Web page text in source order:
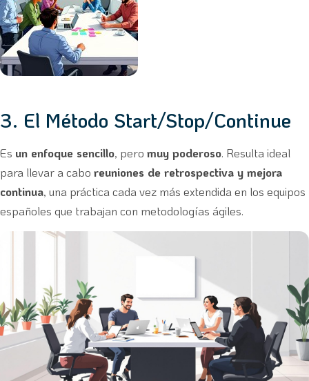
3. El Método Start/Stop/Continue
Es un enfoque sencillo, pero muy poderoso. Resulta ideal
para llevar a cabo reuniones de retrospectiva y mejora
continua, una práctica cada vez más extendida en los equipos
españoles que trabajan con metodologías ágiles.